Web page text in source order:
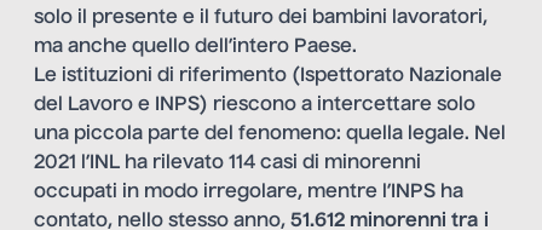
solo il presente e il futuro dei bambini lavoratori,
ma anche quello dell’intero Paese.
Le istituzioni di riferimento (Ispettorato Nazionale
del Lavoro e INPS) riescono a intercettare solo
una piccola parte del fenomeno: quella legale. Nel
2021 l’INL ha rilevato 114 casi di minorenni
occupati in modo irregolare, mentre l’INPS ha
contato, nello stesso anno, 51.612 minorenni tra i